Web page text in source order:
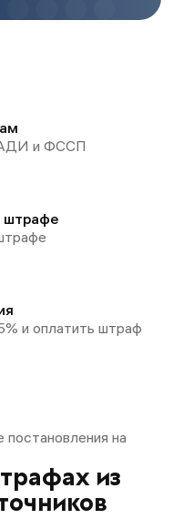
и ФССП
штрафе
и оплатить штраф
на
из